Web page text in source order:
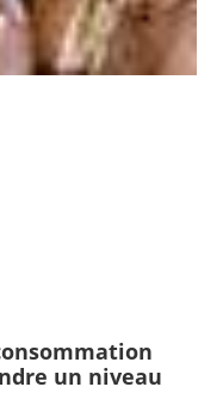
un niveau